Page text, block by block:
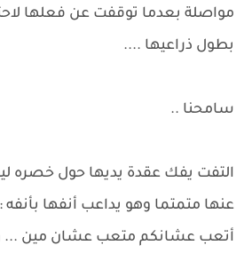
مواصلة بعدما توقفت عن فعلها
بطول ذراعيها ....
سامحنا ..
التفت يفك عقدة يديها حول خصره
عنها متمتما وهو يداعب أنفها
أتعب عشانكم متعب عشان مين ...